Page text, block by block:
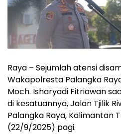
Raya – Sejumlah atensi
Wakapolresta Palangka
Moch. Isharyadi Fitriawan
di kesatuannya, Jalan Tjilik
Palangka Raya, Kalimantan
(22/9/2025) pagi.